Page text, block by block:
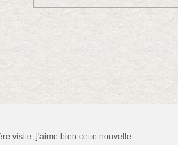
visite, j'aime bien cette nouvelle